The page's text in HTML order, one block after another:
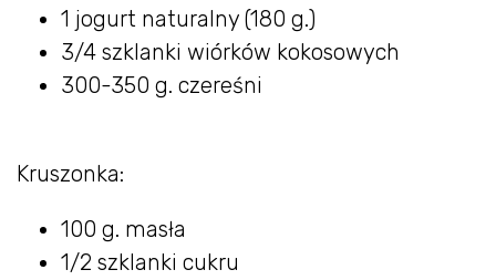
1 jogurt naturalny (180 g.)
3/4 szklanki wiórków kokosowych
300-350 g. czereśni
Kruszonka:
100 g. masła
1/2 szklanki cukru